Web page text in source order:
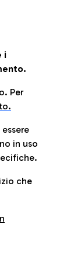
i
Per
in uso
che